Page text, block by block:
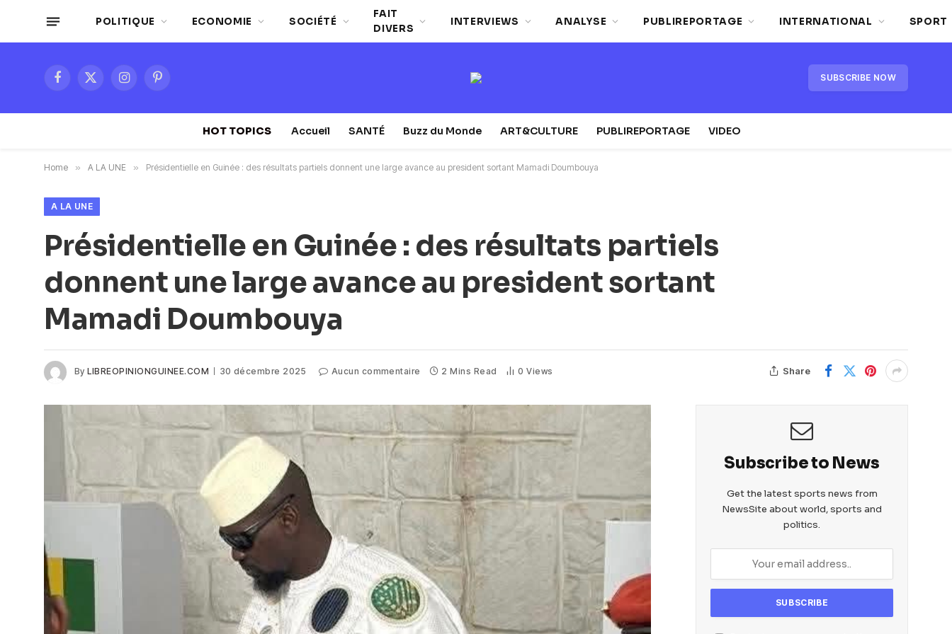
POLITIQUE ECONOMIE SOCIÉTÉ
FAIT
DIVERS
INTERVIEWS ANALYSE PUBLIREPORTAGE INTERNATIONAL SPORT
Facebook
X
InstagramPinterest SUBSCRIBE NOW
HOT TOPICS Accueil SANTÉ Buzz du Monde ART&CULTURE PUBLIREPORTAGE VIDEO
Home » A LA UNE » Présidentielle en Guinée : des résultats partiels donnent une large avance au president sortant Mamadi Doumbouya
A LA UNE
Présidentielle en Guinée : des résultats partiels
donnent une large avance au president sortant
Mamadi Doumbouya
By LIBREOPINIONGUINEE.COM 30 décembre 2025 Aucun commentaire 2 Mins Read 0Views Share
Subscribe to News
Get the latest sports news from
NewsSite about world, sports and
politics.